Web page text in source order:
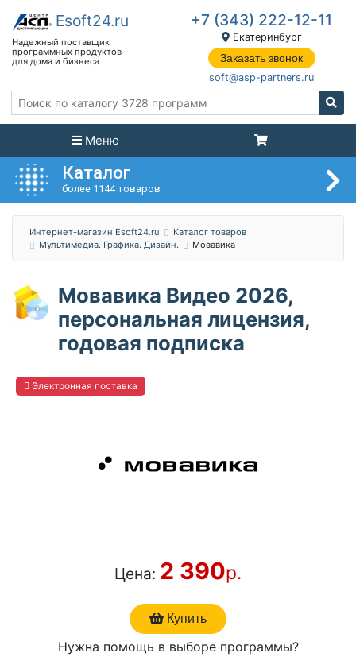
+7 (343) 222-12-11
Екатеринбург
Заказать звонок
soft@asp-partners.ru
Меню
Каталог
более 1144 товаров
Интернет-магазин Esoft24.ru
Каталог товаров
Мультимедиа. Графика. Дизайн.
Мовавика
Мовавика Видео 2026,
персональная лицензия,
годовая подписка
Электронная поставка
Цена: 2 390р.
Купить
Нужна помощь в выборе программы?